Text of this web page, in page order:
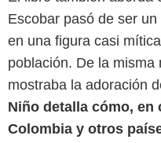
Escobar pasó de ser
en una figura casi
población. De la
mostraba la adoración
Niño detalla cómo, en
Colombia y otros
Penguin